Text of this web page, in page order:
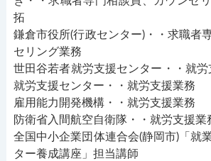
拓
鎌倉市役所(行政センター)・・求職者
セリング業務
世田谷若者就労支援センター・・就
就労支援センター・・就労支援業務
雇用能力開発機構・・就労支援業務
防衛省入間航空自衛隊・・就労支援業
全国中小企業団体連合会(静岡市)「就
ター養成講座」担当講師